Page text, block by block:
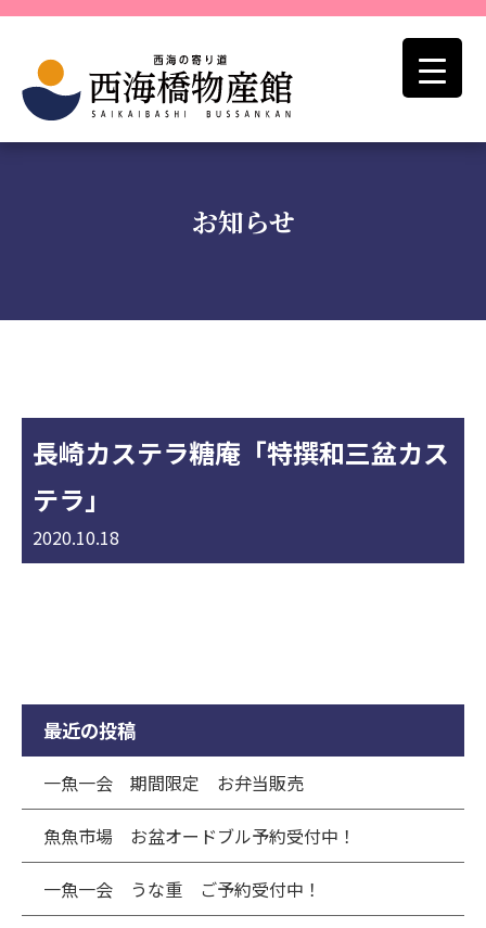
お知らせ
長崎カステラ糖庵「特撰和三盆カス
テラ」
2020.10.18
最近の投稿
一魚一会 期間限定 お弁当販売
魚魚市場 お盆オードブル予約受付中！
一魚一会 うな重 ご予約受付中！